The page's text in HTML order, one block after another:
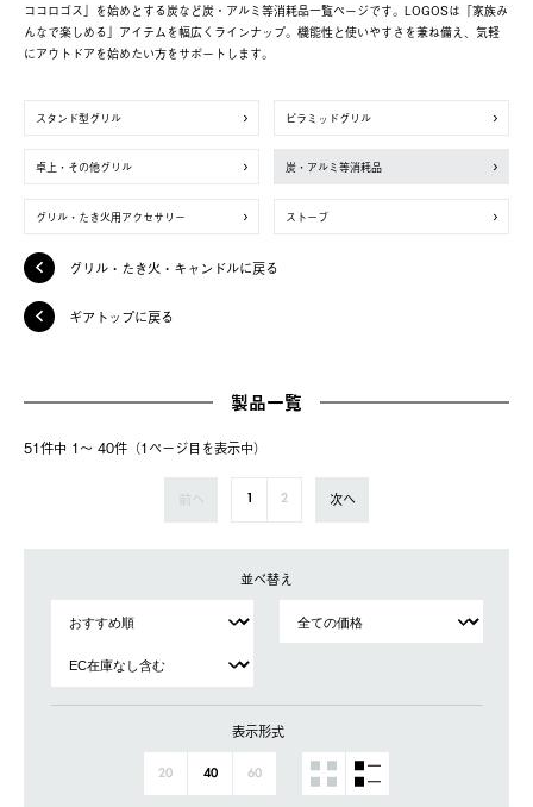
ココロゴス」を始めとする炭など炭・アルミ等消耗品一覧ページです。LOGOSは「家族み
んなで楽しめる」アイテムを幅広くラインナップ。機能性と使いやすさを兼ね備え、気軽
にアウトドアを始めたい方をサポートします。
スタンド型グリル ピラミッドグリル
卓上・その他グリル 炭・アルミ等消耗品
グリル・たき火用アクセサリー ストーブ
グリル・たき火・キャンドルに戻る
ギアトップに戻る
製品一覧
51件中 1〜 40件（1ページ⽬を表⽰中）
前へ 1 2 次へ
並べ替え
表示形式
20 40 60